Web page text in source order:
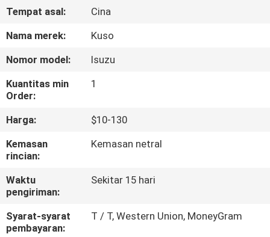
KAMI
PABRIK
KUALITAS
KAMI
BERITA
Tempat asal:
Cina
Nama merek:
Kuso
Nomor model:
Isuzu
Kuantitas min
Order:
1
Harga:
$10-130
Kemasan
rincian:
Kemasan netral
Waktu
pengiriman:
Sekitar 15 hari
Syarat-syarat
pembayaran:
T / T, Western Union, MoneyGram